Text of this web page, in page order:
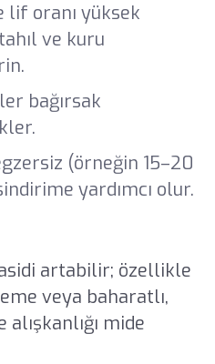
lif oranı yüksek
ve kuru
bağırsak
(örneğin 15–20
yardımcı olur.
artabilir; özellikle
veya baharatlı,
mide